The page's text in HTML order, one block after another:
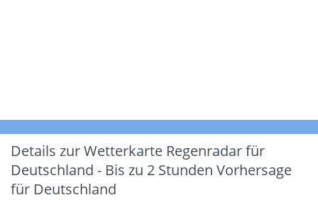
Details zur Wetterkarte Regenradar für
Deutschland - Bis zu 2 Stunden Vorhersage
für Deutschland